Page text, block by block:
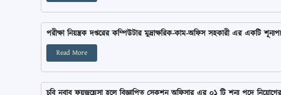
পরীক্ষা নিয়ন্ত্রক দপ্তরের কম্পিউটার মুদ্রাক্ষরিক-কাম-অফিস সহকারী এর একটি শূন্যপদে
Read More